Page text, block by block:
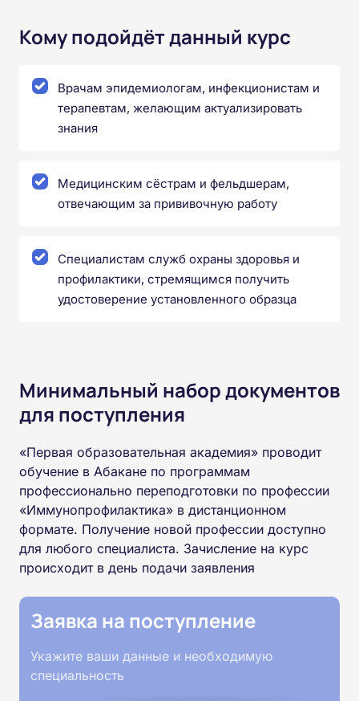
Кому подойдёт данный курс
Врачам эпидемиологам, инфекционистам и
терапевтам, желающим актуализировать
знания
Медицинским сёстрам и фельдшерам,
отвечающим за прививочную работу
Специалистам служб охраны здоровья и
профилактики, стремящимся получить
удостоверение установленного образца
Минимальный набор документов
для поступления
«Первая образовательная академия» проводит
обучение в Абакане по программам
профессионально переподготовки по профессии
«Иммунопрофилактика» в дистанционном
формате. Получение новой профессии доступно
для любого специалиста. Зачисление на курс
происходит в день подачи заявления
Заявка на поступление
Укажите ваши данные и необходимую
специальность